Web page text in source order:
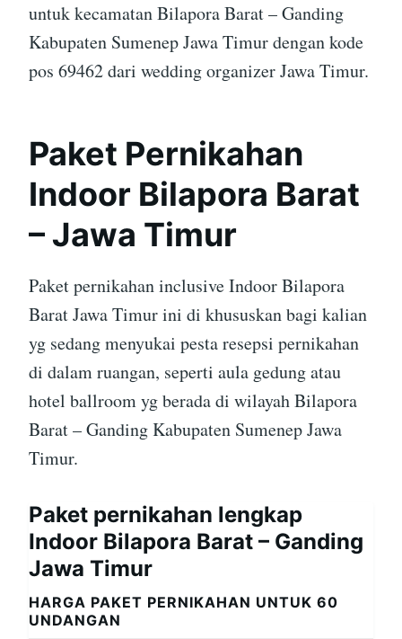
untuk kecamatan Bilapora Barat – Ganding
Kabupaten Sumenep Jawa Timur dengan kode
pos 69462 dari wedding organizer Jawa Timur.
Paket Pernikahan
Indoor Bilapora Barat
– Jawa Timur
Paket pernikahan inclusive Indoor Bilapora
Barat Jawa Timur ini di khususkan bagi kalian
yg sedang menyukai pesta resepsi pernikahan
di dalam ruangan, seperti aula gedung atau
hotel ballroom yg berada di wilayah Bilapora
Barat – Ganding Kabupaten Sumenep Jawa
Timur.
Paket pernikahan lengkap
Indoor Bilapora Barat – Ganding
Jawa Timur
HARGA PAKET PERNIKAHAN UNTUK 60
UNDANGAN